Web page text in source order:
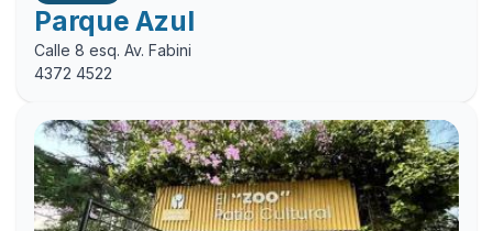
Parque Azul
Calle 8 esq. Av. Fabini
4372 4522